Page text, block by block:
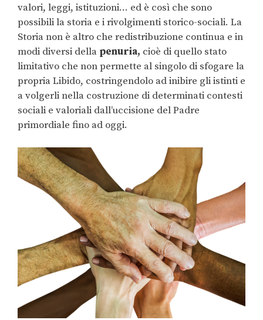
valori, leggi, istituzioni… ed è così che sono
possibili la storia e i rivolgimenti storico-sociali. La
Storia non è altro che redistribuzione continua e in
modi diversi della penuria, cioè di quello stato
limitativo che non permette al singolo di sfogare la
propria Libido, costringendolo ad inibire gli istinti e
a volgerli nella costruzione di determinati contesti
sociali e valoriali dall’uccisione del Padre
primordiale fino ad oggi.